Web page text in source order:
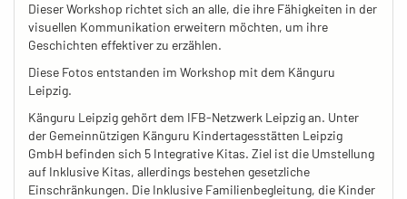
Dieser Workshop richtet sich an alle, die ihre Fähigkeiten in der
visuellen Kommunikation erweitern möchten, um ihre
Geschichten effektiver zu erzählen.
Diese Fotos entstanden im Workshop mit dem Känguru
Leipzig.
Känguru Leipzig gehört dem IFB-Netzwerk Leipzig an. Unter
der Gemeinnützigen Känguru Kindertagesstätten Leipzig
GmbH befinden sich 5 Integrative Kitas. Ziel ist die Umstellung
auf Inklusive Kitas, allerdings bestehen gesetzliche
Einschränkungen. Die Inklusive Familienbegleitung, die Kinder